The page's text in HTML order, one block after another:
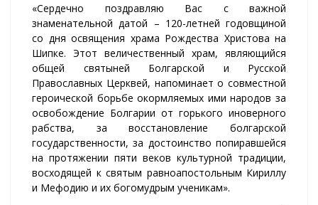
«Сердечно поздравляю Вас с важной
знаменательной датой – 120-летней годовщиной
со дня освящения храма Рождества Христова на
Шипке. Этот величественный храм, являющийся
общей святыней Болгарской и Русской
Православных Церквей, напоминает о совместной
героической борьбе окормляемых ими народов за
освобождение Болгарии от горького иноверного
рабства, за восстановление болгарской
государственности, за достоинство попиравшейся
на протяжении пяти веков культурной традиции,
восходящей к святым равноапостольным Кириллу
и Мефодию и их богомудрым ученикам».